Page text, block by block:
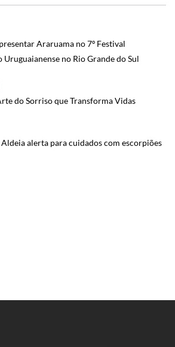
Araruama no 7º Festival
no Rio Grande do Sul
do Sorriso que Transforma Vidas
Aldeia alerta para cuidados com escorpiões